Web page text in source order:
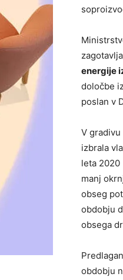
energije
določbe
poslan v
V
izbrala
leta 2020
manj
obseg
obdobju
obsega
obdobju